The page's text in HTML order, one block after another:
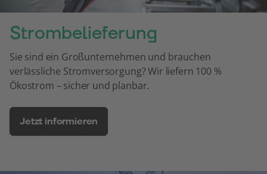
Strombelieferung
Sie sind ein Großunternehmen und brauchen
verlässliche Stromversorgung? Wir liefern 100 %
Ökostrom – sicher und planbar.
Jetzt informieren